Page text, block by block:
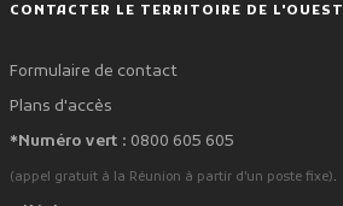
CONTACTER LE TERRITOIRE DE L'OUEST
Formulaire de contact
Plans d'accès
*Numéro vert : 0800 605 605
(appel gratuit à la Réunion à partir d'un poste fixe).